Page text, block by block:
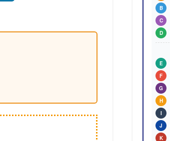
B
C
D
E
F
G
H
I
J
K